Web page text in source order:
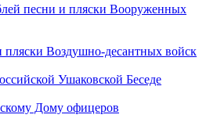
песни и пляски Вооруженных
пляски Воздушно-десантных войск
Ушаковской Беседе
Дому офицеров